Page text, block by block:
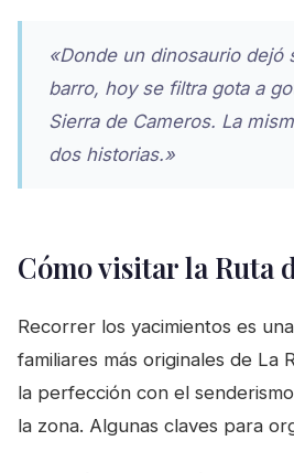
«Donde un dinosaurio dejó
barro, hoy se filtra gota a
Sierra de Cameros. La
dos historias.»
Cómo visitar la Ruta
Recorrer los yacimientos es
familiares más originales de La
la perfección con el
la zona. Algunas claves para